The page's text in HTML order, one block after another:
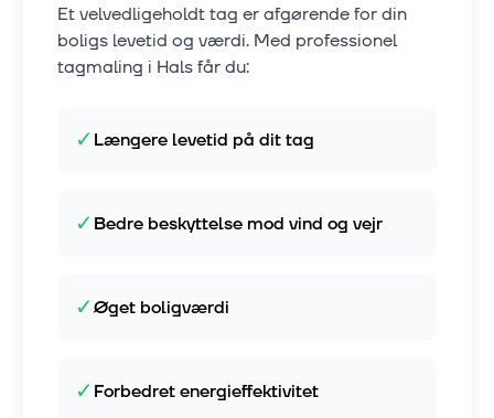
Et velvedligeholdt tag er afgørende for din
boligs levetid og værdi. Med professionel
tagmaling i Halsfår du:
✓Længere levetid på dit tag
✓Bedre beskyttelse mod vind og vejr
✓Øget boligværdi
✓Forbedret energieffektivitet